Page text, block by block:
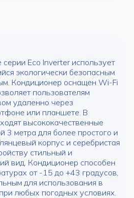
Eco Inverter использует
экологически безопасным
Кондиционер оснащен Wi-Fi
пользователям
удаленно через
или планшете. В
высококачественные
3 метра для более простого и
корпус и серебристая
стильный и
вид. Кондиционер способен
от -15 до +43 градусов,
для использования в
любых погодных условиях.